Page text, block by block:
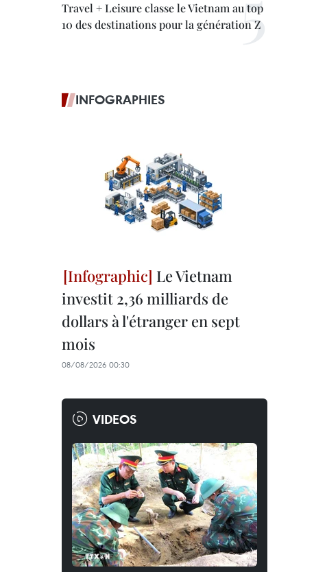
Travel + Leisure classe le Vietnam au top
10 des destinations pour la génération Z
INFOGRAPHIES
Le Vietnam
investit 2,36 milliards de
dollars à l'étranger en sept
mois
08/08/2026 00:30
VIDEOS